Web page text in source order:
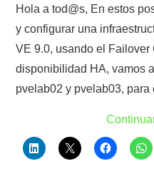
Hola a tod@s, En estos
y configurar una
VE 9.0, usando el Failover
disponibilidad HA, vamos
pvelab02 y pvelab03,